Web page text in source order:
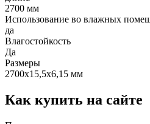
2700 мм
Использование во влажных
да
Влагостойкость
Да
Размеры
2700х15,5х6,15 мм
Как купить на сайте